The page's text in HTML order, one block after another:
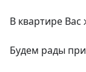
В квартире
Будем рады